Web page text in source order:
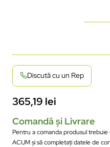
Discută cu un Rep
365,19 lei
Comandă și Livrare
Pentru a comanda produsul
ACUM și să completați datele de